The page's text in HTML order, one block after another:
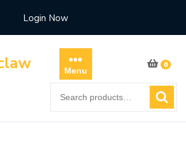
Login Now
Menu
0
for: